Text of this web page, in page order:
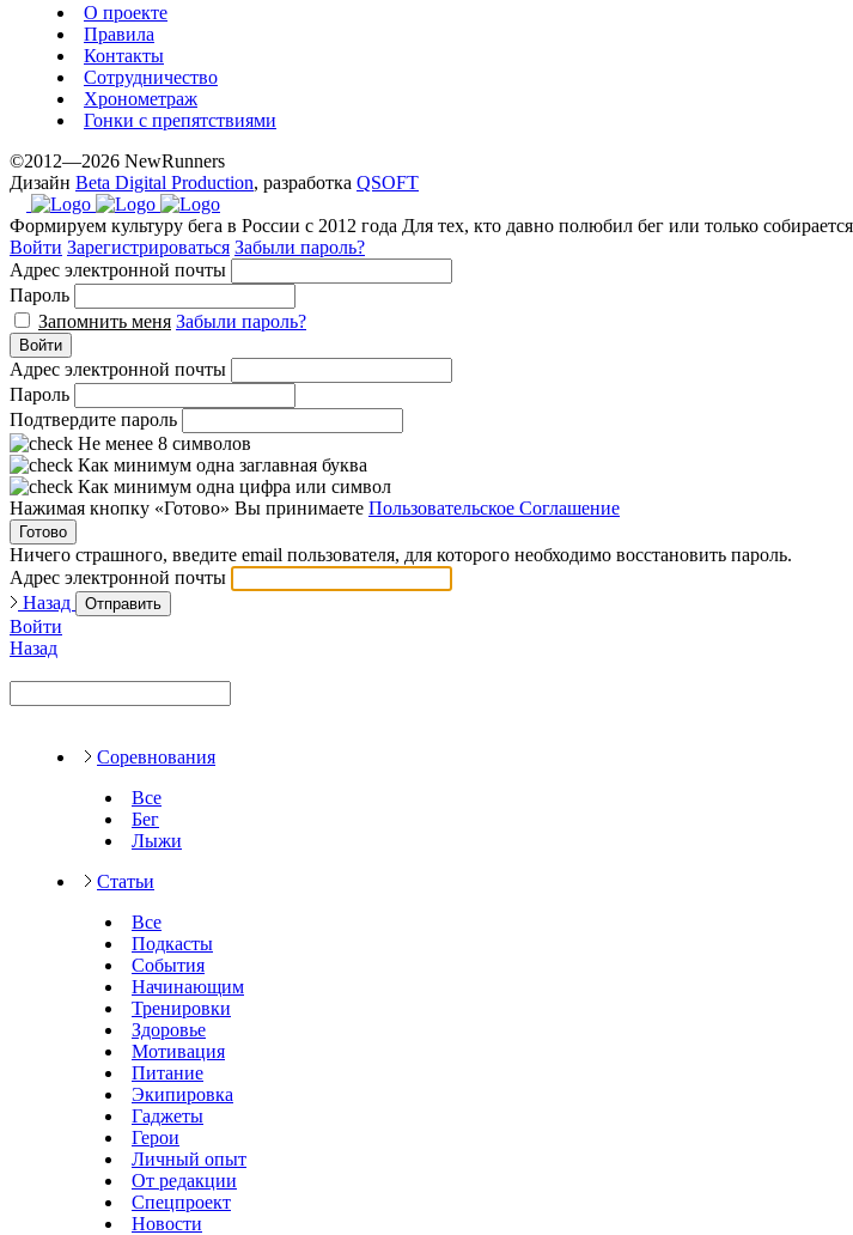
О проекте
Правила
Контакты
Сотрудничество
Хронометраж
Гонки с препятствиями
©2012—2026 NewRunners
Дизайн Beta Digital Production, разработка QSOFT
Формируем культуру бега в России с 2012 года Для тех, кто давно полюбил бег или только
Войти Зарегистрироваться Забыли пароль?
Адрес электронной почты
Пароль
Запомнить меня Забыли пароль?
Войти
Адрес электронной почты
Пароль
Подтвердите пароль
Не менее 8 символов
Как минимум одна заглавная буква
Как минимум одна цифра или символ
Нажимая кнопку «Готово» Вы принимаете Пользовательское Соглашение
Готово
Ничего страшного, введите email пользователя, для которого необходимо восстановить пароль.
Адрес электронной почты
Назад
Отправить
Войти
Назад
Соревнования
Все
Бег
Лыжи
Статьи
Все
Подкасты
События
Начинающим
Тренировки
Здоровье
Мотивация
Питание
Экипировка
Гаджеты
Герои
Личный опыт
От редакции
Спецпроект
Новости